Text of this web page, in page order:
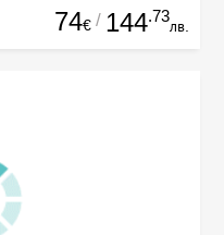
74€ / 144.73
лв.